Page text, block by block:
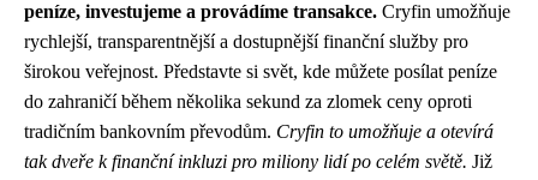
peníze, investujeme a provádíme transakce. Cryfin umožňuje
rychlejší, transparentnější a dostupnější finanční služby pro
širokou veřejnost. Představte si svět, kde můžete posílat peníze
do zahraničí během několika sekund za zlomek ceny oproti
tradičním bankovním převodům. Cryfin to umožňuje a otevírá
tak dveře k finanční inkluzi pro miliony lidí po celém světě. Již